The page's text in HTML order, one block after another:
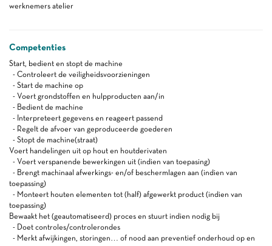
werknemers atelier
Competenties
Start, bedient en stopt de machine
- Controleert de veiligheidsvoorzieningen
- Start de machine op
- Voert grondstoffen en hulpproducten aan/in
- Bedient de machine
- Interpreteert gegevens en reageert passend
- Regelt de afvoer van geproduceerde goederen
- Stopt de machine(straat)
Voert handelingen uit op hout en houtderivaten
- Voert verspanende bewerkingen uit (indien van toepasing)
- Brengt machinaal afwerkings- en/of beschermlagen aan (indien van
toepassing)
- Monteert houten elementen tot (half) afgewerkt product (indien van
toepassing)
Bewaakt het (geautomatiseerd) proces en stuurt indien nodig bij
- Doet controles/controlerondes
- Merkt afwijkingen, storingen… of nood aan preventief onderhoud op en